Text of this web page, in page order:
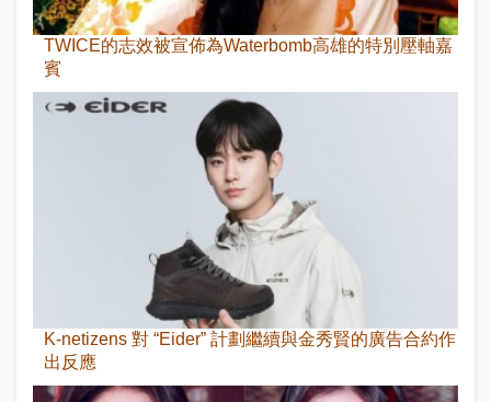
TWICE的志效被宣佈為Waterbomb高雄的特別壓軸嘉
賓
K-netizens 對 “Eider” 計劃繼續與金秀賢的廣告合約作
出反應